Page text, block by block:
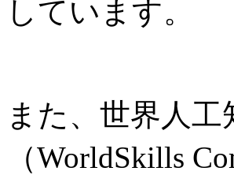
しています。
また、世界人
（WorldSkills